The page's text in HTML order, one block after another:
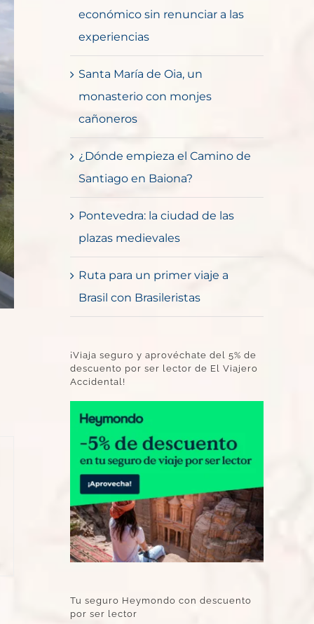
económico sin renunciar a las
experiencias
Santa María de Oia, un
monasterio con monjes
cañoneros
¿Dónde empieza el Camino de
Santiago en Baiona?
Pontevedra: la ciudad de las
plazas medievales
Ruta para un primer viaje a
Brasil con Brasileristas
¡Viaja seguro y aprovéchate del 5% de
descuento por ser lector de El Viajero
Accidental!
Tu seguro Heymondo con descuento
por ser lector